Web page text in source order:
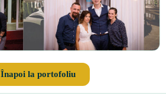
Înapoi la portofoliu